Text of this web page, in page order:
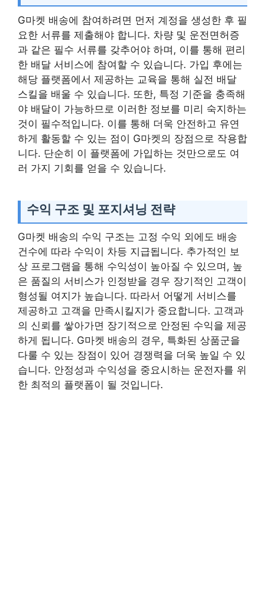
G마켓 배송에 참여하려면 먼저 계정을 생성한 후 필
요한 서류를 제출해야 합니다. 차량 및 운전면허증
과 같은 필수 서류를 갖추어야 하며, 이를 통해 편리
한 배달 서비스에 참여할 수 있습니다. 가입 후에는
해당 플랫폼에서 제공하는 교육을 통해 실전 배달
스킬을 배울 수 있습니다. 또한, 특정 기준을 충족해
야 배달이 가능하므로 이러한 정보를 미리 숙지하는
것이 필수적입니다. 이를 통해 더욱 안전하고 유연
하게 활동할 수 있는 점이 G마켓의 장점으로 작용합
니다. 단순히 이 플랫폼에 가입하는 것만으로도 여
러 가지 기회를 얻을 수 있습니다.
수익 구조 및 포지셔닝 전략
G마켓 배송의 수익 구조는 고정 수익 외에도 배송
건수에 따라 수익이 차등 지급됩니다. 추가적인 보
상 프로그램을 통해 수익성이 높아질 수 있으며, 높
은 품질의 서비스가 인정받을 경우 장기적인 고객이
형성될 여지가 높습니다. 따라서 어떻게 서비스를
제공하고 고객을 만족시킬지가 중요합니다. 고객과
의 신뢰를 쌓아가면 장기적으로 안정된 수익을 제공
하게 됩니다. G마켓 배송의 경우, 특화된 상품군을
다룰 수 있는 장점이 있어 경쟁력을 더욱 높일 수 있
습니다. 안정성과 수익성을 중요시하는 운전자를 위
한 최적의 플랫폼이 될 것입니다.